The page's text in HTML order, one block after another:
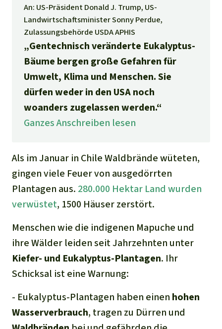
Gold
Fleisch und Soja
Landraub
Wilderei
Staudämme
Zement und Beton
Transparenz
Português
Indonesia
Schutz von Indigenen
Afrika
Lateinamerika
An: US-Präsident Donald J. Trump, US-
Landwirtschaftsminister Sonny Perdue,
Zulassungsbehörde USDA APHIS
„Gentechnisch veränderte Eukalyptus-
Bäume bergen große Gefahren für
Umwelt, Klima und Menschen. Sie
dürfen weder in den USA noch
woanders zugelassen werden.“
Ganzes Anschreiben lesen
Als im Januar in Chile Waldbrände wüteten,
gingen viele Feuer von ausgedörrten
Plantagen aus. 280.000 Hektar Land wurden
verwüstet, 1500 Häuser zerstört.
Menschen wie die indigenen Mapuche und
ihre Wälder leiden seit Jahrzehnten unter
Kiefer- und Eukalyptus-Plantagen. Ihr
Schicksal ist eine Warnung:
- Eukalyptus-Plantagen haben einen hohen
Wasserverbrauch, tragen zu Dürren und